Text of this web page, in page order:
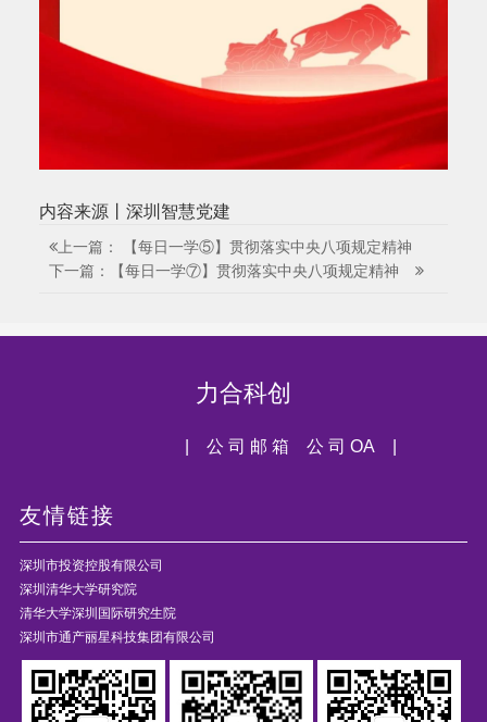
内容来源丨深圳智慧党建
上一篇： 【每日一学⑤】贯彻落实中央八项规定精神
下一篇：【每日一学⑦】贯彻落实中央八项规定精神
力合科创
公 司 OA |
| 公 司 邮 箱
友情链接
深圳市投资控股有限公司
深圳清华大学研究院
清华大学深圳国际研究生院
深圳市通产丽星科技集团有限公司